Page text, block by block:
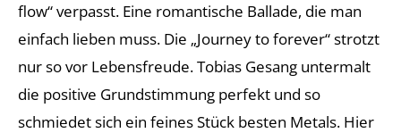
flow“ verpasst. Eine romantische Ballade, die man
einfach lieben muss. Die „Journey to forever“ strotzt
nur so vor Lebensfreude. Tobias Gesang untermalt
die positive Grundstimmung perfekt und so
schmiedet sich ein feines Stück besten Metals. Hier